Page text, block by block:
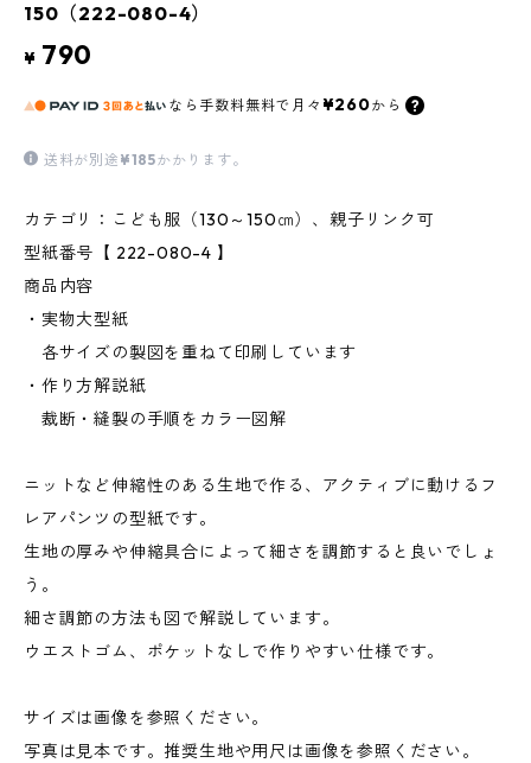
150（222-080-4）
¥ 790
なら 手数料無料で 月々 ¥260から
送料が別途 ¥185かかります。
カテゴリ：こども服（130～150㎝）、親子リンク可
型紙番号【 222-080-4 】
商品内容
・実物大型紙
各サイズの製図を重ねて印刷しています
・作り方解説紙
裁断・縫製の手順をカラー図解
ニットなど伸縮性のある生地で作る、アクティブに動けるフ
レアパンツの型紙です。
生地の厚みや伸縮具合によって細さを調節すると良いでしょ
う。
細さ調節の方法も図で解説しています。
ウエストゴム、ポケットなしで作りやすい仕様です。
サイズは画像を参照ください。
写真は見本です。推奨生地や用尺は画像を参照ください。